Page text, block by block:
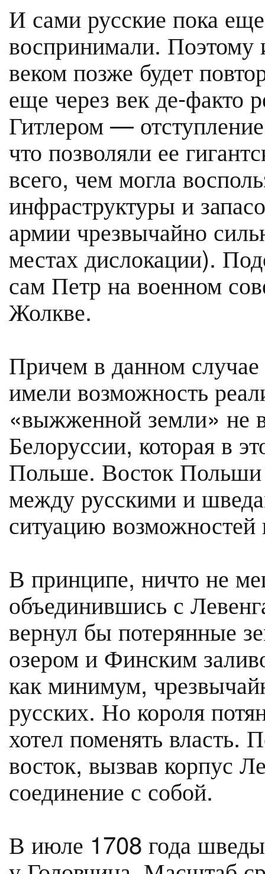
И сами русские пока
воспринимали. Поэтому
веком позже будет
еще через век де-факто
Гитлером —
что позволяли ее
всего, чем могла
инфраструктуры и
армии чрезвычайно
местах дислокации).
сам Петр на военном
Жолкве.
Причем в данном
имели возможность
«выжженной земли» не
Белоруссии, которая в
Польше. Восток Польши
между русскими и
ситуацию
В принципе, ничто не
объединившись с
вернул бы потерянные
озером и Финским
как минимум,
русских. Но короля
хотел поменять власть.
восток, вызвав корпус
соединение с собой.
В июле 1708 года